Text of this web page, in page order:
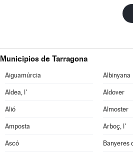
Municipios de Tarragona
Aiguamúrcia Albinyana
Aldea, l' Aldover
Alió Almoster
Amposta Arboç, l'
Ascó Banyeres